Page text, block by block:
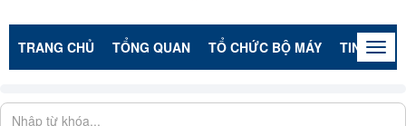
TRANG CHỦ TỔNG QUAN TỔ CHỨC BỘ MÁY TIN TỨC -